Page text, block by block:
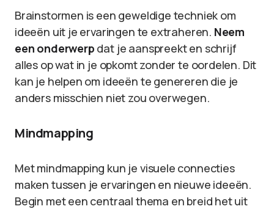
Brainstormen is een geweldige techniek om
ideeën uit je ervaringen te extraheren. Neem
een onderwerp dat je aanspreekt en schrijf
alles op wat in je opkomt zonder te oordelen. Dit
kan je helpen om ideeën te genereren die je
anders misschien niet zou overwegen.
Mindmapping
Met mindmapping kun je visuele connecties
maken tussen je ervaringen en nieuwe ideeën.
Begin met een centraal thema en breid het uit